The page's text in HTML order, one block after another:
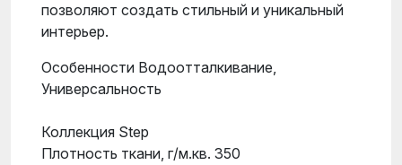
позволяют создать стильный и уникальный
интерьер.
Особенности Водоотталкивание,
Универсальность
Коллекция Step
Плотность ткани, г/м.кв. 350